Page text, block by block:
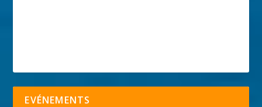
EVÉNEMENTS